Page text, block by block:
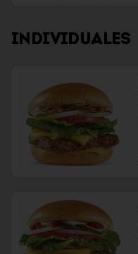
INDIVIDUALES